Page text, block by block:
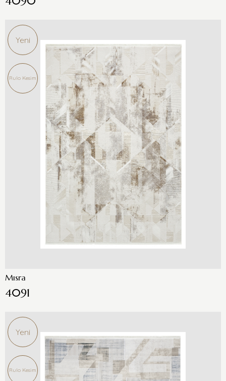
Yeni
Rulo Kesim
Mısra
4091
Yeni
Rulo Kesim